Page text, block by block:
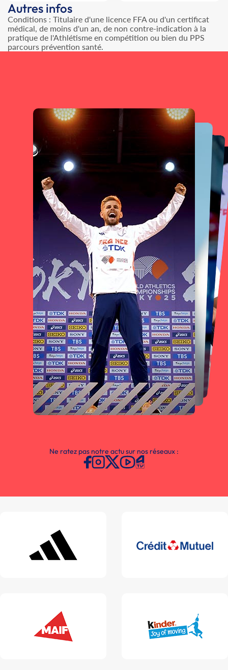
Autres infos
Conditions : Titulaire d'une licence FFA ou d'un certificat
médical, de moins d'un an, de non contre-indication à la
pratique de l'Athlétisme en compétition ou bien du PPS
parcours prévention santé.
Ne ratez pas notre actu sur nos réseaux :